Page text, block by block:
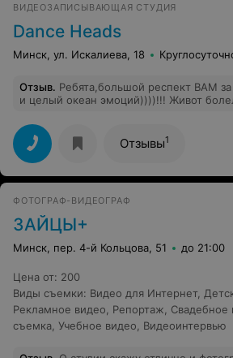
ВИДЕОЗАПИСЫВАЮЩАЯ СТУДИЯ
Dance Heads
Минск, ул. Искалиева, 18
Отзыв. Ребята,большой респект ВАМ
и целый океан эмоций))))!!! Живот
спортзале)))) СУПЕР!!! Обязательно Вас
свой юбилей)) Спасибо!Отзывы1
ФОТОГРАФ-ВИДЕОГРАФ
ЗАЙЦЫ+
Минск, пер. 4-й Кольцова, 51 до 21:00
Цена от: 200
Виды съемки: Видео для Интернет,
Рекламное видео
Репортаж Свадебное
съемка Учебное видео Видеоинтервью